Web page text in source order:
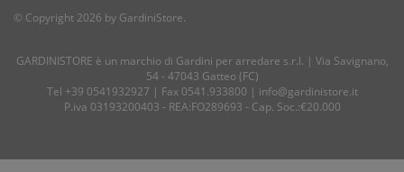
© Copyright 2026 by GardiniStore.
GARDINISTORE è un marchio di Gardini per arredare s.r.l. | Via Savignano,
54 - 47043 Gatteo (FC)
Tel +39 0541932927 | Fax 0541.933800 | info@gardinistore.it
P.iva 03193200403 - REA:FO289693 - Cap. Soc.:€20.000